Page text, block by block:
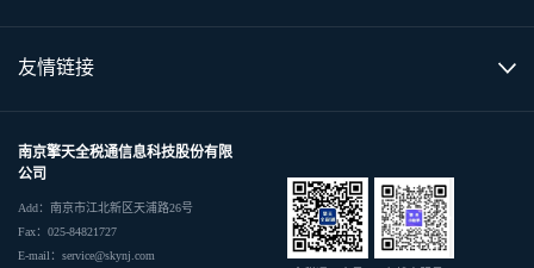
友情链接
南京擎天全税通信息科技股份有限
公司
Add：南京市江北新区天浦路26号
Fax：025-84821727
E-mail：service@skynj.com